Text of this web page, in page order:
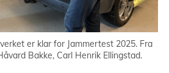
er klar for Jammertest 2025. Fra
Bakke, Carl Henrik Ellingstad.